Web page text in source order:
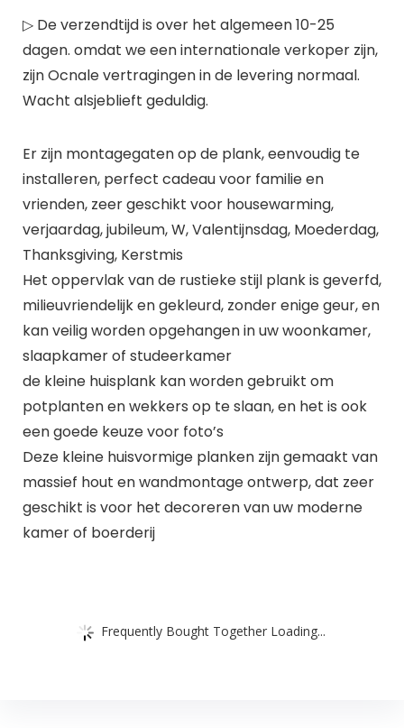
▷ De verzendtijd is over het algemeen 10-25
dagen. omdat we een internationale verkoper zijn,
zijn Ocnale vertragingen in de levering normaal.
Wacht alsjeblieft geduldig.
Er zijn montagegaten op de plank, eenvoudig te
installeren, perfect cadeau voor familie en
vrienden, zeer geschikt voor housewarming,
verjaardag, jubileum, W, Valentijnsdag, Moederdag,
Thanksgiving, Kerstmis
Het oppervlak van de rustieke stijl plank is geverfd,
milieuvriendelijk en gekleurd, zonder enige geur, en
kan veilig worden opgehangen in uw woonkamer,
slaapkamer of studeerkamer
de kleine huisplank kan worden gebruikt om
potplanten en wekkers op te slaan, en het is ook
een goede keuze voor foto’s
Deze kleine huisvormige planken zijn gemaakt van
massief hout en wandmontage ontwerp, dat zeer
geschikt is voor het decoreren van uw moderne
kamer of boerderij
Frequently Bought Together Loading...